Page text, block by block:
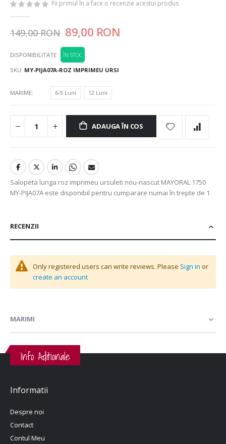
Fii primul în a face o recenzie acestui produs
149,00 RON 89,00 RON
DISPONIBILITATE:
ÎN STOC
SKU MY-PIJA07A-ROZ IMPRIMEU URSI
MARIME 6-9 Luni 12 Luni
ADAUGA ÎN COS
Salopeta lunga roz imprimeu ursuleti nou-nascut MAYORAL 1750
MY-PIJA07A este disponibil pentru cumparare numai în trepte de 1
RECENZII
Only registered users can write reviews. Please Sign in or
create an account
MARIMI
Info Aditionale
Informatii
Despre noi
Contact
Contul Meu